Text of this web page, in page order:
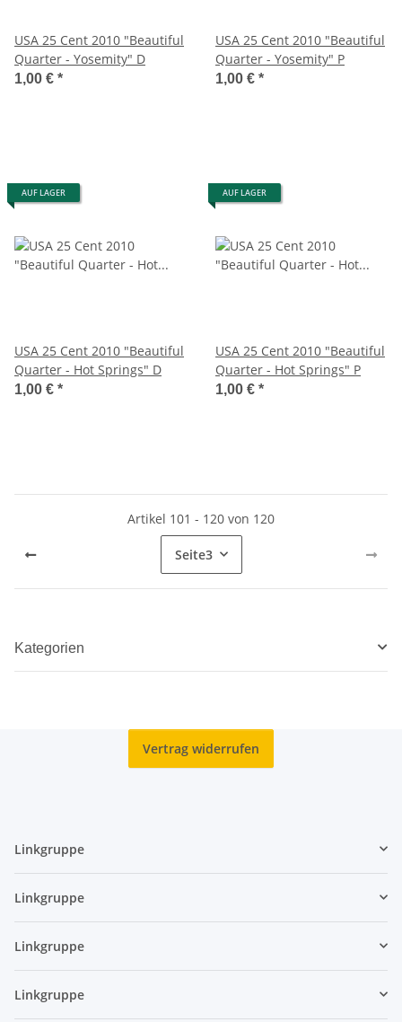
USA 25 Cent 2010 "Beautiful
Quarter - Yosemity" D
1,00 € *
USA 25 Cent 2010 "Beautiful
Quarter - Yosemity" P
1,00 € *
AUF LAGER
USA 25 Cent 2010 "Beautiful
Quarter - Hot Springs" D
1,00 € *
AUF LAGER
USA 25 Cent 2010 "Beautiful
Quarter - Hot Springs" P
1,00 € *
Artikel 101 - 120 von 120
Seite3
Kategorien
Vertrag widerrufen
Linkgruppe
Linkgruppe
Linkgruppe
Linkgruppe